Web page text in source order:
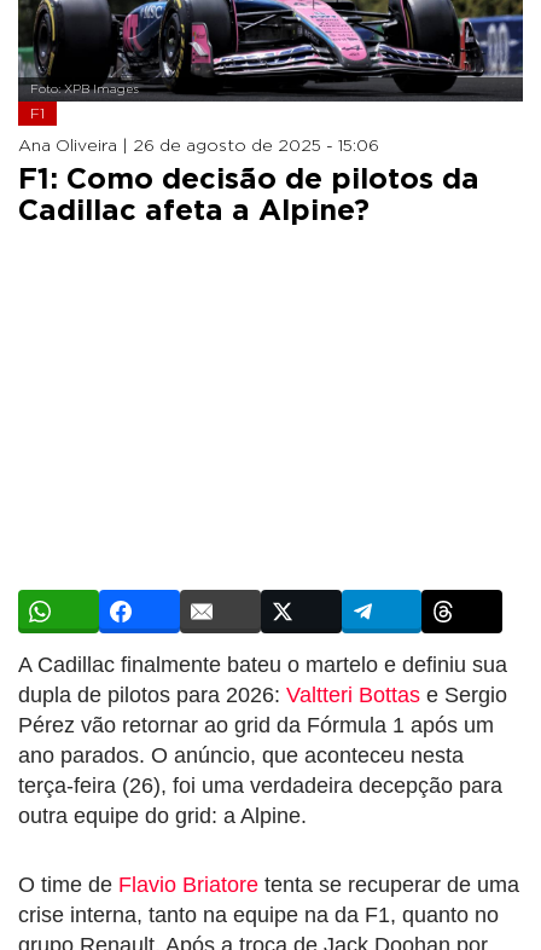
Foto: XPB Images
F1
Ana Oliveira | 26 de agosto de 2025 - 15:06
F1: Como decisão de pilotos da
Cadillac afeta a Alpine?
A Cadillac finalmente bateu o martelo e definiu sua
dupla de pilotos para 2026: Valtteri Bottas e Sergio
Pérez vão retornar ao grid da Fórmula 1 após um
ano parados. O anúncio, que aconteceu nesta
terça-feira (26), foi uma verdadeira decepção para
outra equipe do grid: a Alpine.
O time de Flavio Briatore tenta se recuperar de uma
crise interna, tanto na equipe na da F1, quanto no
grupo Renault. Após a troca de Jack Doohan por